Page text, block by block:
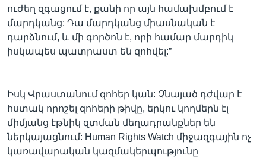
ուժեղ զգացում է, քանի որ այն համախմբում է
մարդկանց: Դա մարդկանց միասնական է
դարձնում, և մի գործոն է, որի համար մարդիկ
իսկապես պատրաստ են զոհվել:”
Իսկ Վրաստանում զոհեր կան: Չնայած դժվար է
հստակ որոշել զոհերի թիվը, երկու կողմերն էլ
միմյանց էթնիկ զտման մեղադրանքներ են
ներկայացնում: Human Rights Watch միջազգային ոչ
կառավարական կազմակերպությունը